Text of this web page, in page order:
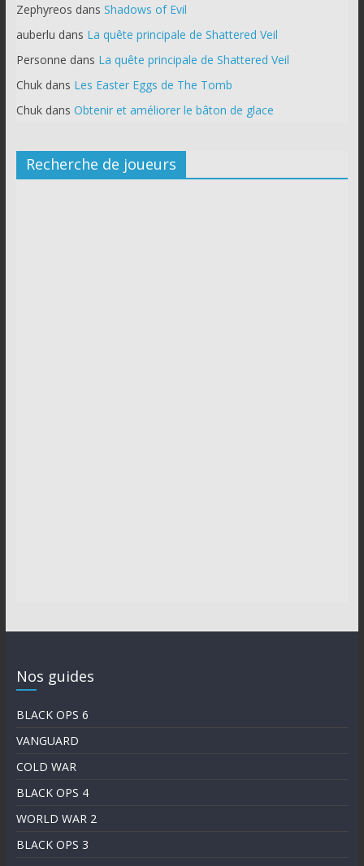
Zephyreos dans Shadows of Evil
auberlu dans La quête principale de Shattered Veil
Personne dans La quête principale de Shattered Veil
Chukdans Les Easter Eggs de The Tomb
Chukdans Obtenir et améliorer le bâton de glace
Recherche de joueurs
Nos guides
BLACK OPS 6
VANGUARD
COLD WAR
BLACK OPS 4
WORLD WAR 2
BLACK OPS 3